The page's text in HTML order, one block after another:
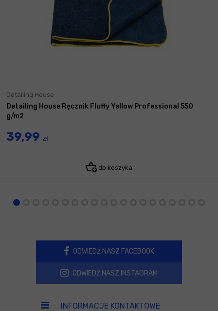
Detailing House
Detailing House Ręcznik Fluffy Yellow Professional 550
g/m2
39,99 zł
do koszyka
ODWIEDŹ NASZ FACEBOOK
ODWIEDŹ NASZ INSTAGRAM
INFORMACJE KONTAKTOWE